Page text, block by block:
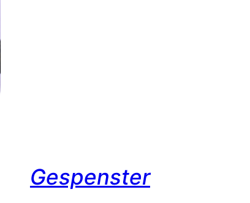
Gespenster